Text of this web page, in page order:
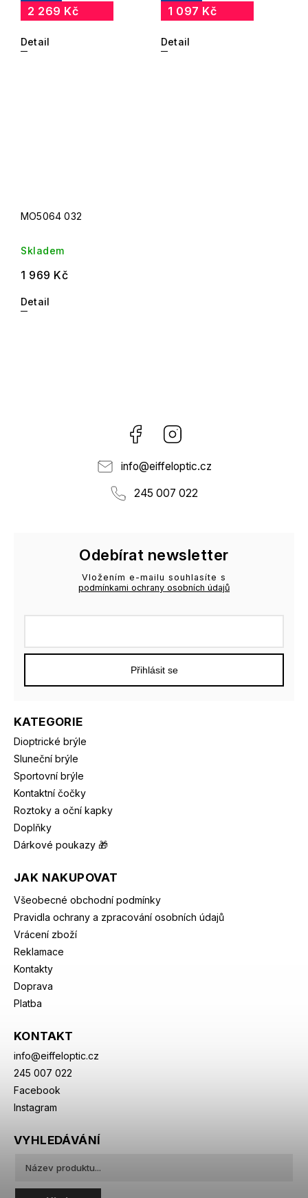
2 269 Kč
Detail
1 097 Kč
Detail
MO5064 032
Skladem
1 969 Kč
Detail
Facebook
info@eiffeloptic.cz
245 007 022
KATEGORIE
Dioptrické brýle
Sluneční brýle
Sportovní brýle
Kontaktní čočky
Roztoky a oční kapky
Doplňky
Dárkové poukazy 🎁
JAK NAKUPOVAT
Všeobecné obchodní podmínky
Pravidla ochrany a zpracování osobních údajů
Vrácení zboží
Reklamace
Kontakty
Doprava
Platba
KONTAKT
info@eiffeloptic.cz
245 007 022
Facebook
Instagram
Odebírat newsletter
Vložením e-mailu souhlasíte s
podmínkami ochrany osobních údajů
Přihlásit se
VYHLEDÁVÁNÍ